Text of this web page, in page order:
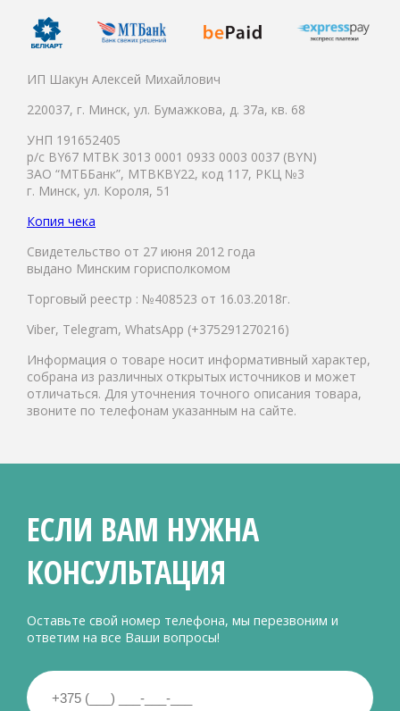
ИП Шакун Алексей Михайлович
220037, г. Минск, ул. Бумажкова, д. 37а, кв. 68
УНП 191652405
р/с BY67 MTBK 3013 0001 0933 0003 0037 (BYN)
ЗАО “МТББанк”, MTBKBY22, код 117, РКЦ №3
г. Минск, ул. Короля, 51
Копия чека
Свидетельство от 27 июня 2012 года
выдано Минским горисполкомом
Торговый реестр : №408523 от 16.03.2018г.
Viber, Telegram, WhatsApp (+375291270216)
Информация о товаре носит информативный характер,
собрана из различных открытых источников и может
отличаться. Для уточнения точного описания товара,
звоните по телефонам указанным на сайте.
ЕСЛИ ВАМ НУЖНА
КОНСУЛЬТАЦИЯ
Оставьте свой номер телефона, мы перезвоним и
ответим на все Ваши вопросы!